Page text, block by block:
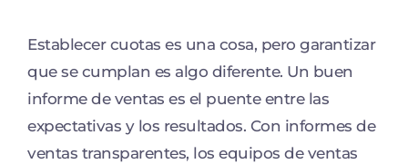
Establecer cuotas es una cosa, pero garantizar
que se cumplan es algo diferente. Un buen
informe de ventas es el puente entre las
expectativas y los resultados. Con informes de
ventas transparentes, los equipos de ventas